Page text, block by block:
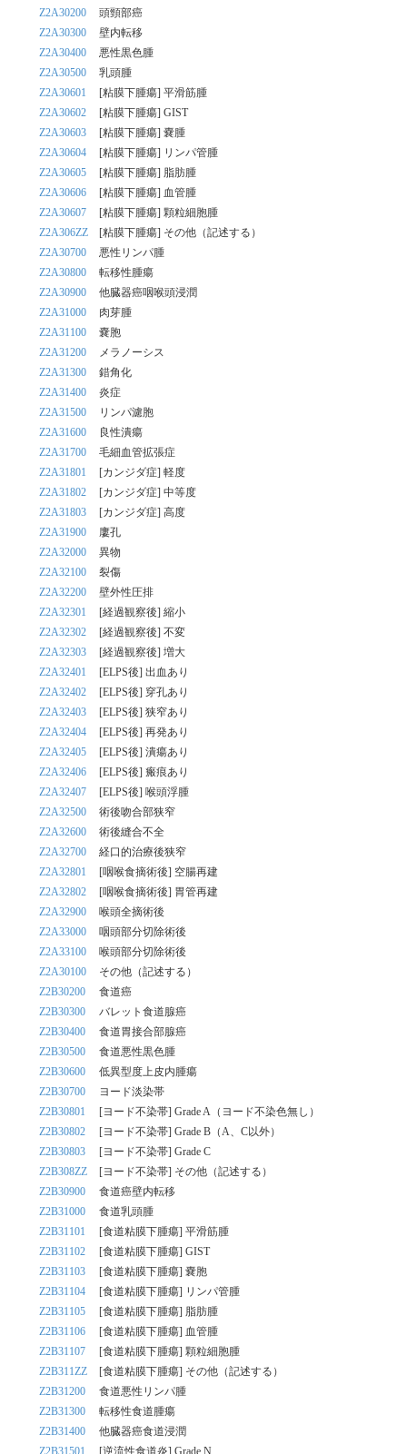
Z2A30200
頭頸部癌
Z2A30300
壁内転移
Z2A30400
悪性黒色腫
Z2A30500
乳頭腫
Z2A30601
[粘膜下腫瘍] 平滑筋腫
Z2A30602
[粘膜下腫瘍] GIST
Z2A30603
[粘膜下腫瘍] 嚢腫
Z2A30604
[粘膜下腫瘍] リンパ管腫
Z2A30605
[粘膜下腫瘍] 脂肪腫
Z2A30606
[粘膜下腫瘍] 血管腫
Z2A30607
[粘膜下腫瘍] 顆粒細胞腫
Z2A306ZZ
[粘膜下腫瘍] その他（記述する）
Z2A30700
悪性リンパ腫
Z2A30800
転移性腫瘍
Z2A30900
他臓器癌咽喉頭浸潤
Z2A31000
肉芽腫
Z2A31100
嚢胞
Z2A31200
メラノーシス
Z2A31300
錯角化
Z2A31400
炎症
Z2A31500
リンパ濾胞
Z2A31600
良性潰瘍
Z2A31700
毛細血管拡張症
Z2A31801
[カンジダ症] 軽度
Z2A31802
[カンジダ症] 中等度
Z2A31803
[カンジダ症] 高度
Z2A31900
廔孔
Z2A32000
異物
Z2A32100
裂傷
Z2A32200
壁外性圧排
Z2A32301
[経過観察後] 縮小
Z2A32302
[経過観察後] 不変
Z2A32303
[経過観察後] 増大
Z2A32401
[ELPS後] 出血あり
Z2A32402
[ELPS後] 穿孔あり
Z2A32403
[ELPS後] 狭窄あり
Z2A32404
[ELPS後] 再発あり
Z2A32405
[ELPS後] 潰瘍あり
Z2A32406
[ELPS後] 瘢痕あり
Z2A32407
[ELPS後] 喉頭浮腫
Z2A32500
術後吻合部狭窄
Z2A32600
術後縫合不全
Z2A32700
経口的治療後狭窄
Z2A32801
[咽喉食摘術後] 空腸再建
Z2A32802
[咽喉食摘術後] 胃管再建
Z2A32900
喉頭全摘術後
Z2A33000
咽頭部分切除術後
Z2A33100
喉頭部分切除術後
Z2A30100
その他（記述する）
Z2B30200
食道癌
Z2B30300
バレット食道腺癌
Z2B30400
食道胃接合部腺癌
Z2B30500
食道悪性黒色腫
Z2B30600
低異型度上皮内腫瘍
Z2B30700
ヨード淡染帯
Z2B30801
[ヨード不染帯] Grade A（ヨード不染色無し）
Z2B30802
[ヨード不染帯] Grade B（A、C以外）
Z2B30803
[ヨード不染帯] Grade C
Z2B308ZZ
[ヨード不染帯] その他（記述する）
Z2B30900
食道癌壁内転移
Z2B31000
食道乳頭腫
Z2B31101
[食道粘膜下腫瘍] 平滑筋腫
Z2B31102
[食道粘膜下腫瘍] GIST
Z2B31103
[食道粘膜下腫瘍] 嚢胞
Z2B31104
[食道粘膜下腫瘍] リンパ管腫
Z2B31105
[食道粘膜下腫瘍] 脂肪腫
Z2B31106
[食道粘膜下腫瘍] 血管腫
Z2B31107
[食道粘膜下腫瘍] 顆粒細胞腫
Z2B311ZZ
[食道粘膜下腫瘍] その他（記述する）
Z2B31200
食道悪性リンパ腫
Z2B31300
転移性食道腫瘍
Z2B31400
他臓器癌食道浸潤
Z2B31501
[逆流性食道炎] Grade N